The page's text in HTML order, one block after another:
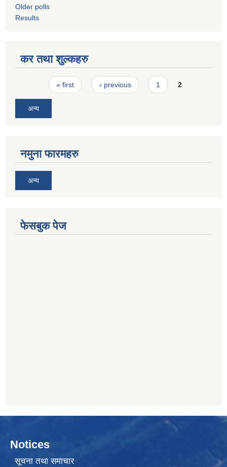
Older polls
Results
कर तथा शुल्कहरु
Pages« first ‹ previous 1 2
अन्य
नमुना फारमहरु
अन्य
फेसबुक पेज
Notices
सूचना तथा समाचार